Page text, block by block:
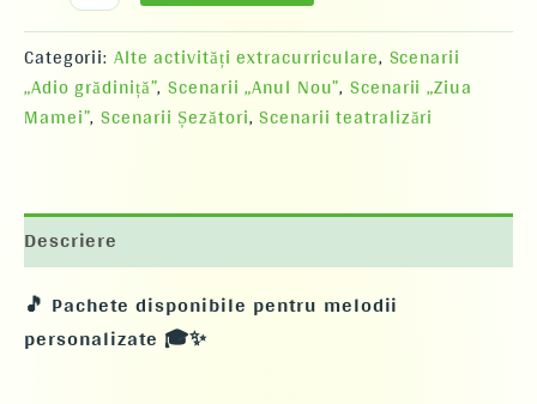
Categorii: Alte activități extracurriculare, Scenarii
„Adio grădiniță”,Scenarii „Anul Nou”,Scenarii „Ziua
Mamei”,Scenarii Șezători,Scenarii teatralizări
Descriere
🎵 Pachete disponibile pentru melodii
personalizate 🎓✨